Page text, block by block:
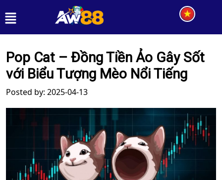
Pop Cat – Đồng Tiền Ảo Gây Sốt
với Biểu Tượng Mèo Nổi Tiếng
Posted by: 2025-04-13